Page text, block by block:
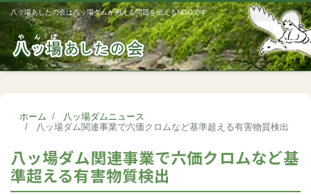
八ッ場あしたの会は八ッ場ダムが抱える問題を伝えるNGOです
ホーム
八ッ場ダムニュース
八ッ場ダム関連事業で六価クロムなど基準超える有害物質検出
八ッ場ダム関連事業で六価クロムなど基
準超える有害物質検出